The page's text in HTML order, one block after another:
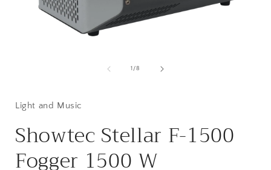
1/von
8
Light and Music
Showtec Stellar F-1500
Fogger 1500 W